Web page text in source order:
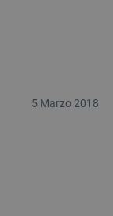
5 Marzo 2018